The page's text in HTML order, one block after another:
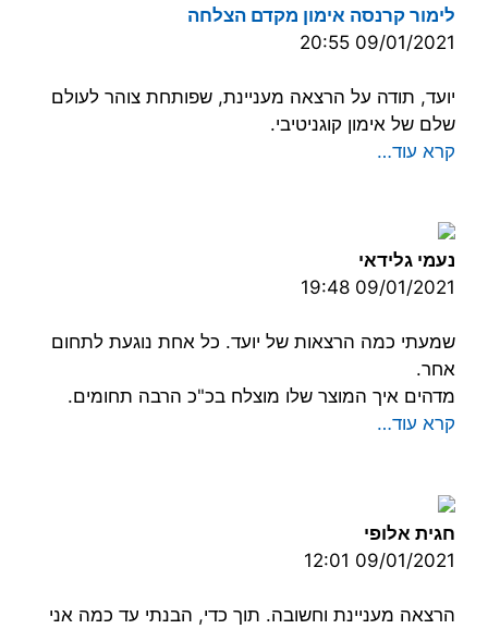
לימור קרנסה אימון מקדם הצלחה
09/01/2021 20:55
יועד, תודה על הרצאה מעניינת, שפותחת צוהר לעולם
שלם של אימון קוגניטיבי.
קרא עוד…
נעמי גלידאי
09/01/2021 19:48
שמעתי כמה הרצאות של יועד. כל אחת נוגעת לתחום
אחר.
מדהים איך המוצר שלו מוצלח בכ"כ הרבה תחומים.
קרא עוד…
חגית אלופי
09/01/2021 12:01
הרצאה מעניינת וחשובה. תוך כדי, הבנתי עד כמה אני